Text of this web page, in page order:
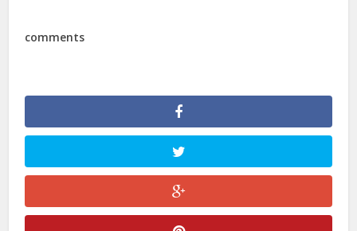
comments